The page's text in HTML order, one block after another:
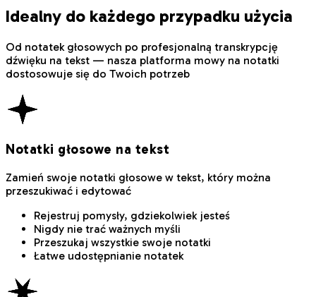
Idealny do każdego przypadku użycia
Od notatek głosowych po profesjonalną transkrypcję
dźwięku na tekst — nasza platforma mowy na notatki
dostosowuje się do Twoich potrzeb
Notatki głosowe na tekst
Zamień swoje notatki głosowe w tekst, który można
przeszukiwać i edytować
Rejestruj pomysły, gdziekolwiek jesteś
Nigdy nie trać ważnych myśli
Przeszukaj wszystkie swoje notatki
Łatwe udostępnianie notatek